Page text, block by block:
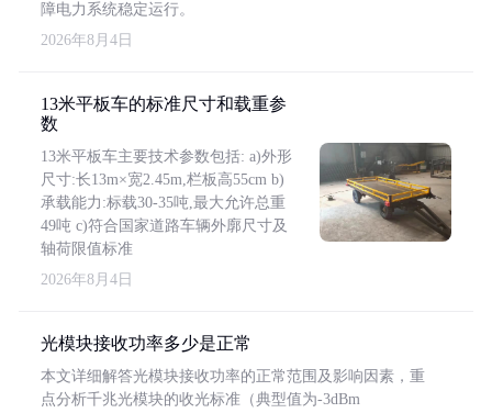
障电力系统稳定运行。
2026年8月4日
13米平板车的标准尺寸和载重参
数
13米平板车主要技术参数包括: a)外形
尺寸:长13m×宽2.45m,栏板高55cm b)
承载能力:标载30-35吨,最大允许总重
49吨 c)符合国家道路车辆外廓尺寸及
轴荷限值标准
2026年8月4日
光模块接收功率多少是正常
本文详细解答光模块接收功率的正常范围及影响因素，重
点分析千兆光模块的收光标准（典型值为-3dBm